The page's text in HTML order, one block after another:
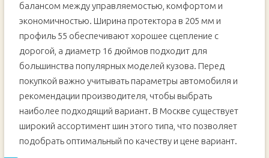
балансом между управляемостью, комфортом и
экономичностью. Ширина протектора в 205 мм и
профиль 55 обеспечивают хорошее сцепление с
дорогой, а диаметр 16 дюймов подходит для
большинства популярных моделей кузова. Перед
покупкой важно учитывать параметры автомобиля и
рекомендации производителя, чтобы выбрать
наиболее подходящий вариант. В Москве существует
широкий ассортимент шин этого типа, что позволяет
подобрать оптимальный по качеству и цене вариант.